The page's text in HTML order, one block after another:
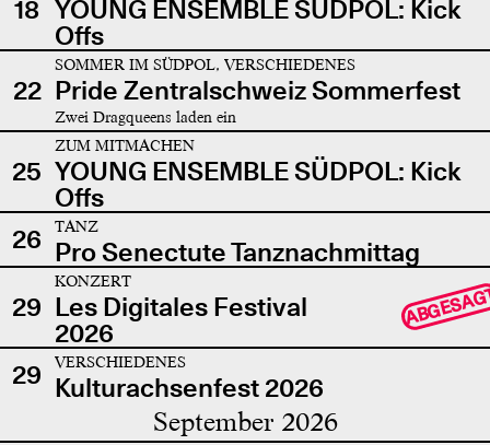
18 YOUNG ENSEMBLE SÜDPOL: Kick
Offs
22
SOMMER IM SÜDPOL, VERSCHIEDENES
Pride Zentralschweiz Sommerfest
Zwei Dragqueens laden ein
25
ZUM MITMACHEN
YOUNG ENSEMBLE SÜDPOL: Kick
Offs
26
TANZ
Pro Senectute Tanznachmittag
29
KONZERT
Les Digitales Festival
2026
29 VERSCHIEDENES
Kulturachsenfest 2026
September 2026